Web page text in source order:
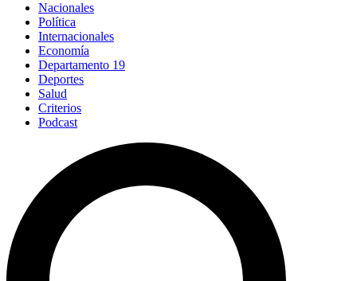
Nacionales
Política
Internacionales
Economía
Departamento 19
Deportes
Salud
Criterios
Podcast